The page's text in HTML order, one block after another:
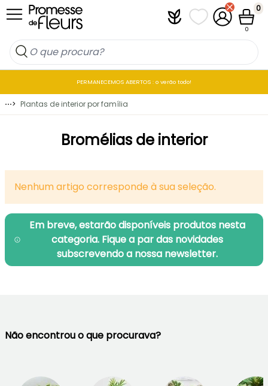
Ir para o Conteúdo PlantfitAs minhas listas
A minha
0
0
PERMANECEMOS ABERTOS : o verão todo!
⋯> Plantas de interior por família
Bromélias de interior
Nenhum artigo corresponde à sua seleção.
Em breve, estarão disponíveis produtos nesta
categoria. Fique a par das novidades
subscrevendo a nossa newsletter.
Não encontrou o que procurava?